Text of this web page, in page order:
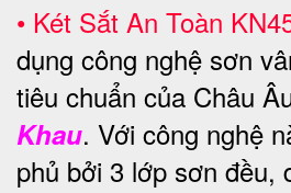
• Két Sắt An Toàn
dụng công nghệ sơn
tiêu chuẩn của Châu
Khau. Với công nghệ
phủ bởi 3 lớp sơn đều,